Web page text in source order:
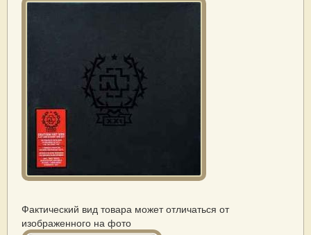
Фактический вид товара может отличаться от
изображенного на фото